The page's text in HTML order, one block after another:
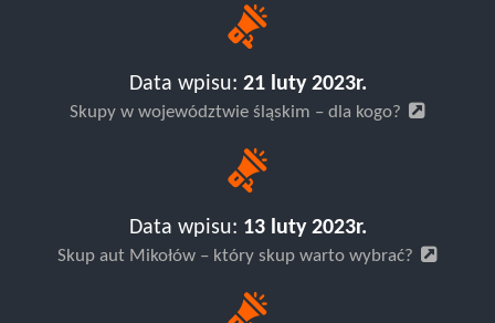
Data wpisu: 21 luty 2023r.
Skupy w województwie śląskim – dla kogo?
Data wpisu: 13 luty 2023r.
Skup aut Mikołów – który skup warto wybrać?